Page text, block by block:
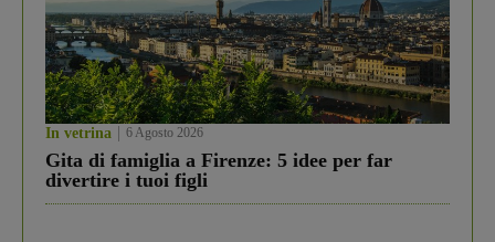
In vetrina 6 Agosto 2026
Gita di famiglia a Firenze: 5 idee per far
divertire i tuoi figli